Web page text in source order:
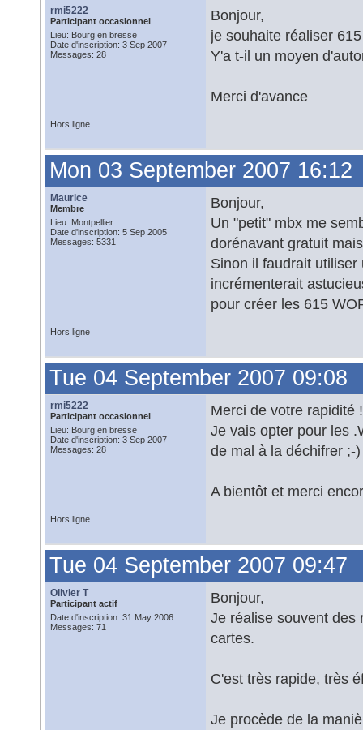
rmi5222
Participant occasionnel
Lieu: Bourg en bresse
Date d'inscription: 3 Sep 2007
Messages: 28
Bonjour,
je souhaite réaliser
Y'a t-il un moyen
Merci d'avance
Hors ligne
Mon 03 September 2007 16:12
Maurice
Membre
Lieu: Montpellier
Date d'inscription: 5 Sep 2005
Messages: 5331
Bonjour,
Un "petit" mbx me
dorénavant gratuit
Sinon il faudrait
incrémenterait
pour créer les 615
Hors ligne
Tue 04 September 2007 09:08
rmi5222
Participant occasionnel
Lieu: Bourg en bresse
Date d'inscription: 3 Sep 2007
Messages: 28
Merci de votre rapidité !
Je vais opter pour les
de mal à la déchifrer ;-)
A bientôt et merci
Hors ligne
Tue 04 September 2007 09:47
Olivier T
Participant actif
Date d'inscription: 31 May 2006
Messages: 71
Bonjour,
Je réalise souvent des
cartes.
C'est très rapide, très
Je procède de la